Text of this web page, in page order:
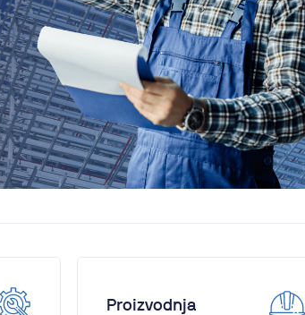
Proizvodnja